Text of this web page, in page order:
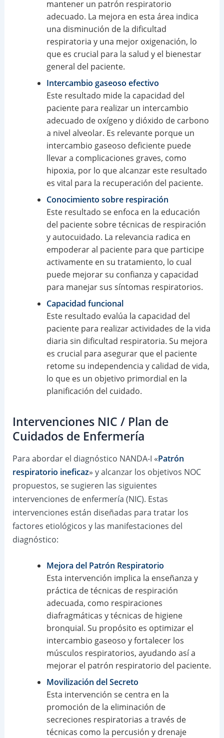
mantener un patrón respiratorio
adecuado. La mejora en esta área indica
una disminución de la dificultad
respiratoria y una mejor oxigenación, lo
que es crucial para la salud y el bienestar
general del paciente.
Intercambio gaseoso efectivo
Este resultado mide la capacidad del
paciente para realizar un intercambio
adecuado de oxígeno y dióxido de carbono
a nivel alveolar. Es relevante porque un
intercambio gaseoso deficiente puede
llevar a complicaciones graves, como
hipoxia, por lo que alcanzar este resultado
es vital para la recuperación del paciente.
Conocimiento sobre respiración
Este resultado se enfoca en la educación
del paciente sobre técnicas de respiración
y autocuidado. La relevancia radica en
empoderar al paciente para que participe
activamente en su tratamiento, lo cual
puede mejorar su confianza y capacidad
para manejar sus síntomas respiratorios.
Capacidad funcional
Este resultado evalúa la capacidad del
paciente para realizar actividades de la vida
diaria sin dificultad respiratoria. Su mejora
es crucial para asegurar que el paciente
retome su independencia y calidad de vida,
lo que es un objetivo primordial en la
planificación del cuidado.
Intervenciones NIC / Plan de
Cuidados de Enfermería
Para abordar el diagnóstico NANDA-I «Patrón
respiratorio ineficaz» y alcanzar los objetivos NOC
propuestos, se sugieren las siguientes
intervenciones de enfermería (NIC). Estas
intervenciones están diseñadas para tratar los
factores etiológicos y las manifestaciones del
diagnóstico:
Mejora del Patrón Respiratorio
Esta intervención implica la enseñanza y
práctica de técnicas de respiración
adecuada, como respiraciones
diafragmáticas y técnicas de higiene
bronquial. Su propósito es optimizar el
intercambio gaseoso y fortalecer los
músculos respiratorios, ayudando así a
mejorar el patrón respiratorio del paciente.
Movilización del Secreto
Esta intervención se centra en la
promoción de la eliminación de
secreciones respiratorias a través de
técnicas como la percusión y drenaje